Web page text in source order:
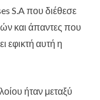
S.A που διέθεσε
και άπαντες που
εφικτή αυτή η
ήταν μεταξύ